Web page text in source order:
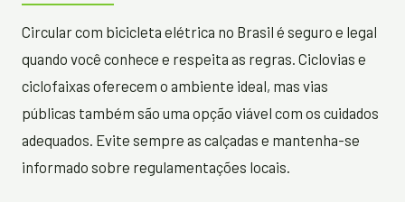
Circular com bicicleta elétrica no Brasil é seguro e legal
quando você conhece e respeita as regras. Ciclovias e
ciclofaixas oferecem o ambiente ideal, mas vias
públicas também são uma opção viável com os cuidados
adequados. Evite sempre as calçadas e mantenha-se
informado sobre regulamentações locais.